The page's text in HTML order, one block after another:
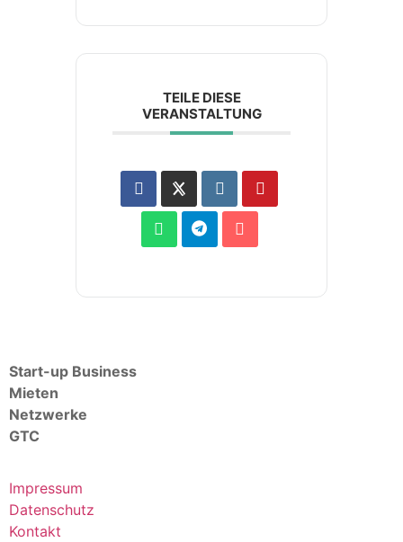
TEILE DIESE
VERANSTALTUNG
Start-up Business
Mieten
Netzwerke
GTC
Impressum
Datenschutz
Kontakt